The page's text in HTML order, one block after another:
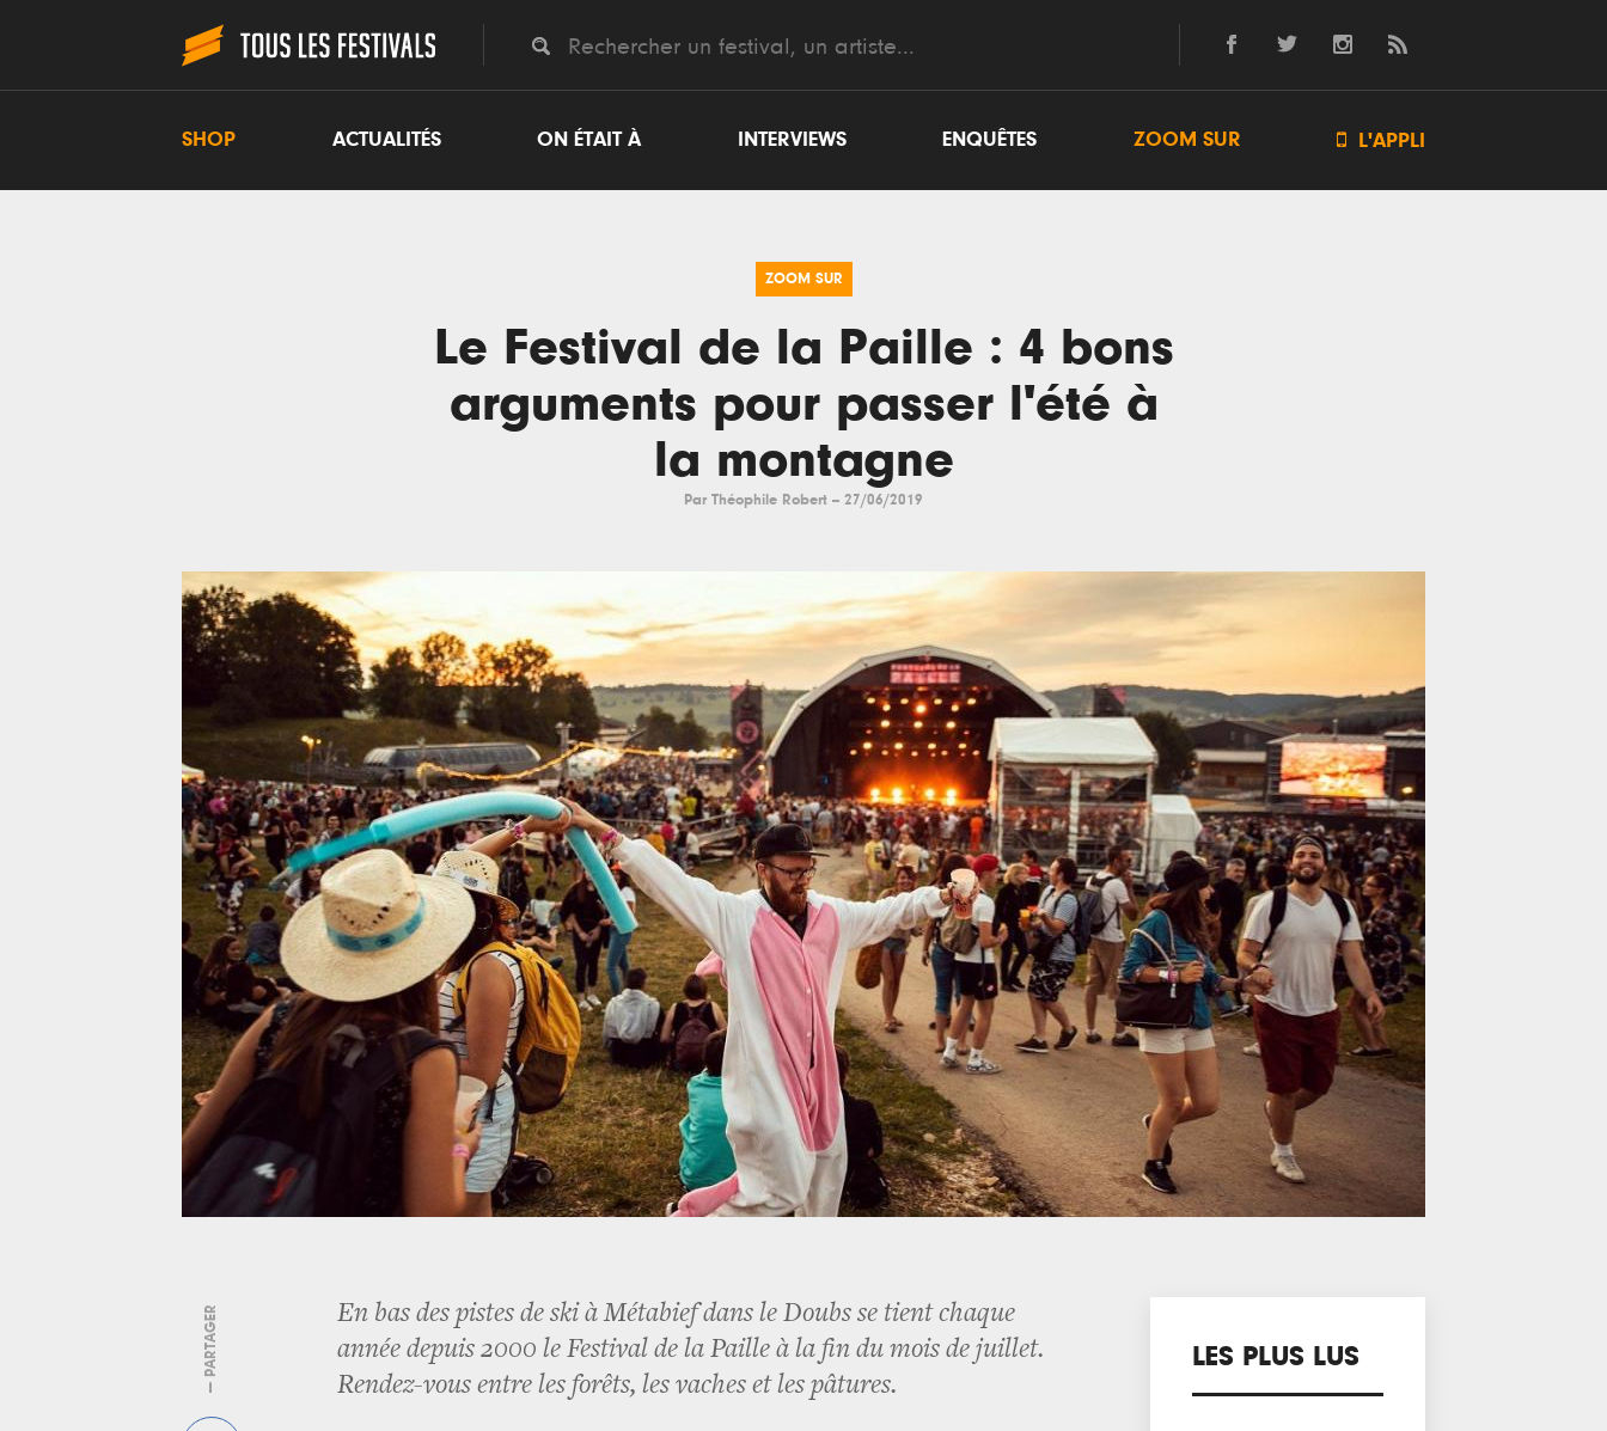
SHOP ACTUALITÉS ON ÉTAIT À INTERVIEWS ENQUÊTES ZOOM SUR  L'APPLI
ZOOM SUR
Le Festival de la Paille : 4 bons
arguments pour passer l'été à
la montagne
Par Théophile Robert -- 27/06/2019
— PARTAGER
En bas des pistes de ski à Métabief dans le Doubs se tient chaque
année depuis 2000 le Festival de la Paille à la fin du mois de juillet.
Rendez-vous entre les forêts, les vaches et les pâtures.
LES PLUS LUS